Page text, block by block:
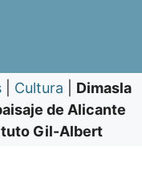
Cultura
Dimasla
de Alicante
Gil-Albert